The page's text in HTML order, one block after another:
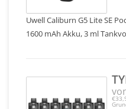
Uwell Caliburn G5 Lite SE
1600 mAh Akku, 3 ml